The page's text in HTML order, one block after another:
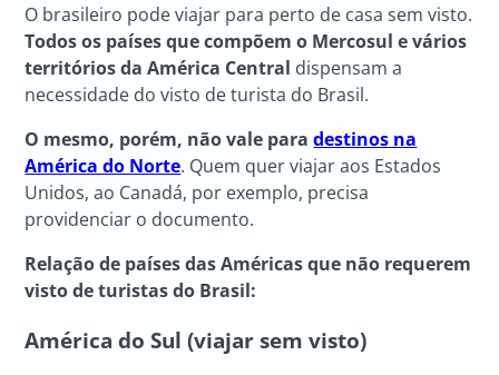
O brasileiro pode viajar para perto de casa sem visto.
Todos os países que compõem o Mercosul e vários
territórios da América Central dispensam a
necessidade do visto de turista do Brasil.
O mesmo, porém, não vale paradestinos na
América do Norte. Quem quer viajar aos Estados
Unidos, ao Canadá, por exemplo, precisa
providenciar o documento.
Relação de países das Américas que não requerem
visto de turistas do Brasil:
América do Sul (viajar sem visto)